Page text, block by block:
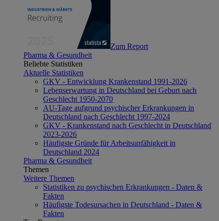
Zum Report
Pharma & Gesundheit
Beliebte Statistiken
Aktuelle Statistiken
GKV - Entwicklung Krankenstand 1991-2026
Lebenserwartung in Deutschland bei Geburt nach
Geschlecht 1950-2070
AU-Tage aufgrund psychischer Erkrankungen in
Deutschland nach Geschlecht 1997-2024
GKV - Krankenstand nach Geschlecht in Deutschland
2023-2026
Häufigste Gründe für Arbeitsunfähigkeit in
Deutschland 2024
Pharma & Gesundheit
Themen
Weitere Themen
Statistiken zu psychischen Erkrankungen - Daten &
Fakten
Häufigste Todesursachen in Deutschland - Daten &
Fakten